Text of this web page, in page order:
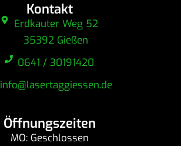
Kontakt
Erdkauter Weg 52
35392 Gießen
0641 / 30191420
info@lasertaggiessen.de
Öffnungszeiten
MO: Geschlossen